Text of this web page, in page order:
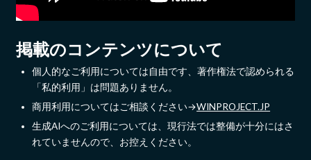
掲載のコンテンツについて
個人的なご利用については自由です、著作権法で認められる
「私的利用」は問題ありません。
商用利用についてはご相談ください→WINPROJECT.JP
生成AIへのご利用については、現行法では整備が十分にはさ
れていませんので、お控えください。